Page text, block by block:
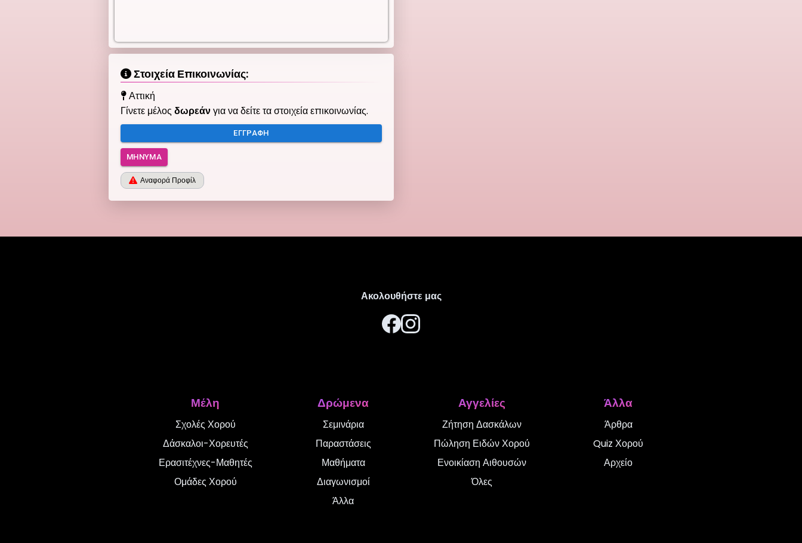
Στοιχεία Επικοινωνίας:
Αττική
Γίνετε μέλος δωρεάνγια να δείτε τα στοιχεία επικοινωνίας.
ΕΓΓΡΑΦΉ
ΜΉΝΥΜΑ
Αναφορά Προφίλ
Ακολουθήστε μας
Μέλη
Σχολές Χορού
Δάσκαλοι-Χορευτές
Ερασιτέχνες-Μαθητές
Ομάδες Χορού
Δρώμενα
Σεμινάρια
Παραστάσεις
Μαθήματα
Διαγωνισμοί
Άλλα
Αγγελίες
Ζήτηση Δασκάλων
Πώληση Ειδών Χορού
Ενοικίαση Αιθουσών
Όλες
Άλλα
Άρθρα
Quiz Χορού
Αρχείο